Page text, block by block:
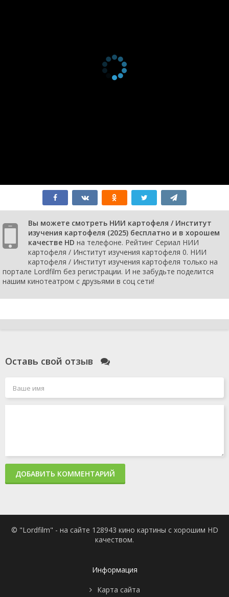
сезон
серия
серия
сезон
3
серия
1
сезон
2
серия
1
1
Вы можете смотреть НИИ картофеля / Институт
изучения картофеля (2025) бесплатно и в хорошем
качестве HD на телефоне. Рейтинг Сериал НИИ
картофеля / Институт изучения картофеля 0. НИИ
картофеля / Институт изучения картофеля только на
портале Lordfilm без регистрации. И не забудьте поделится
нашим кинотеатром с друзьями в соц сети!
Оставь свой отзыв
ДОБАВИТЬ КОММЕНТАРИЙ
© "Lordfilm" - на сайте 128943 кино картины с хорошим HD
качеством.
Информация
Карта сайта